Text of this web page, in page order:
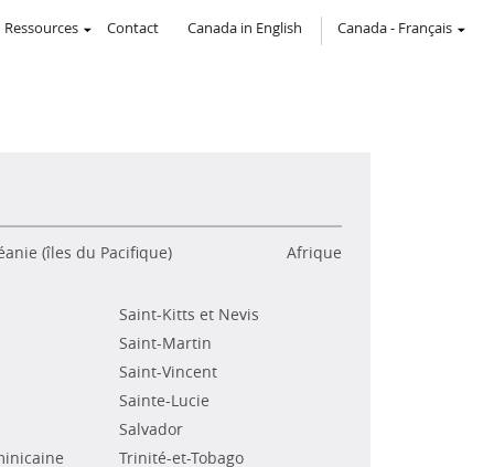
Ressources Contact Canada in English Canada- Français
(îles du Pacifique) Afrique
Saint-Kitts et Nevis
Saint-Martin
Saint-Vincent
Sainte-Lucie
Salvador
Trinité-et-Tobago